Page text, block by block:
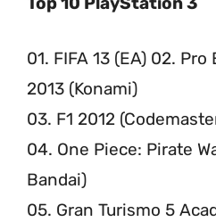
01. FIFA 13 (EA) 02.
2013 (Konami)
03. F1 2012
04. One Piece: Pirate
Bandai)
05. Gran Turismo 5